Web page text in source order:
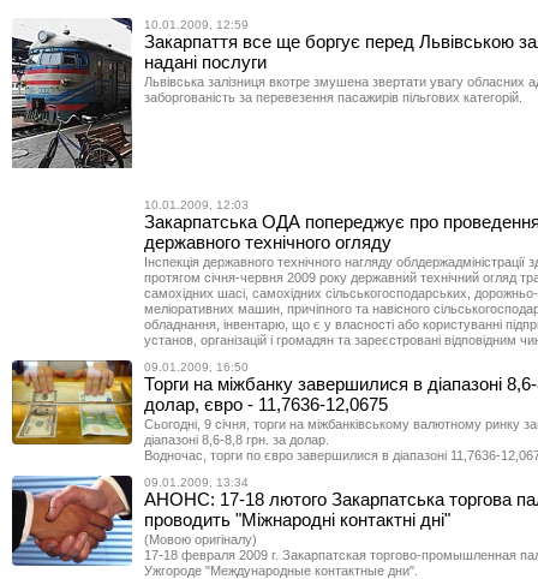
10.01.2009, 12:59
Закарпаття все ще боргує перед Львівською
надані послуги
Львівська залізниця вкотре змушена звертати увагу обласних
заборгованість за перевезення пасажирів пільгових категорій.
10.01.2009, 12:03
Закарпатська ОДА попереджує про
державного технічного огляду
Інспекція державного технічного нагляду облдержадміністрації
протягом січня-червня 2009 року державний технічний огляд
самохідних шасі, самохідних сільськогосподарських, дорожньо-
меліоративних машин, причіпного та навісного
обладнання, інвентарю, що є у власності або користуванні
установ, організацій і громадян та зареєстровані відповідним
09.01.2009, 16:50
Торги на міжбанку завершилися в діапазоні
долар, євро - 11,7636-12,0675
Сьогодні, 9 січня, торги на міжбанківському валютному ринку
діапазоні 8,6-8,8 грн. за долар.
Водночас, торги по євро завершилися в діапазоні 11,7636-
09.01.2009, 13:34
АНОНС: 17-18 лютого Закарпатська торгова
проводить "Міжнародні контактні дні"
(Мовою оригіналу)
17-18 февраля 2009 г. Закарпатская торгово-промышленная
Ужгороде "Международные контактные дни".